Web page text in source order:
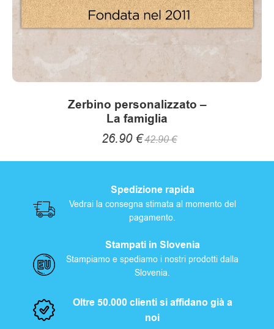
Zerbino personalizzato –
La famiglia
26.90 €42.90€
Spedizione rapida
Vedrai la consegna stimata al momento del
pagamento.
Stampati in Slovenia
Stampiamo e spediamo i nostri prodotti dalla
Slovenia.
Oltre 50.000 clienti si affidano già a
noi